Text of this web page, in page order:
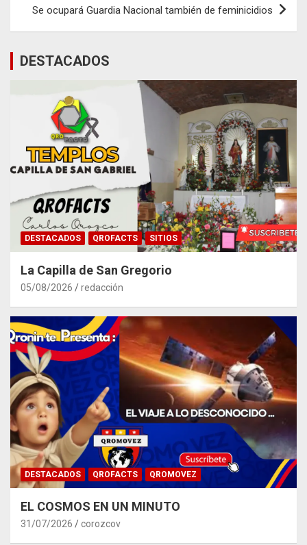
Se ocupará Guardia Nacional también de feminicidios
DESTACADOS
DESTACADOS QROFACTS SITIOS
La Capilla de San Gregorio
05/08/2026 redacción
DESTACADOS QROFACTS QROMOVEZ
EL COSMOS EN UN MINUTO
31/07/2026 corozcov